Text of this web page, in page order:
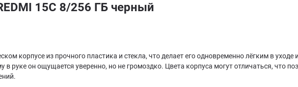
15C 8/256 ГБ черный
корпусе из прочного пластика и стекла, что делает его одновременно лёгким в
в руке он ощущается уверенно, но не громоздко. Цвета корпуса могут отличаться, что